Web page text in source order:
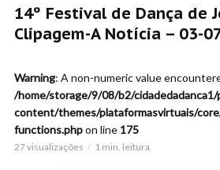
14º Festival de Dança de
Clipagem-A Notícia – 03-
Warning: A non-numeric value
/home/storage/9/08/b2/
content/themes/plataformasvirtuais/
functions.phpon line 175
27 visualizações 1 min. leitura